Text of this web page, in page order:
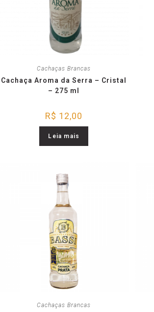
Cachaças Brancas
Cachaça Aroma da Serra – Cristal
– 275 ml
R$ 12,00
Leia mais
Cachaças Brancas